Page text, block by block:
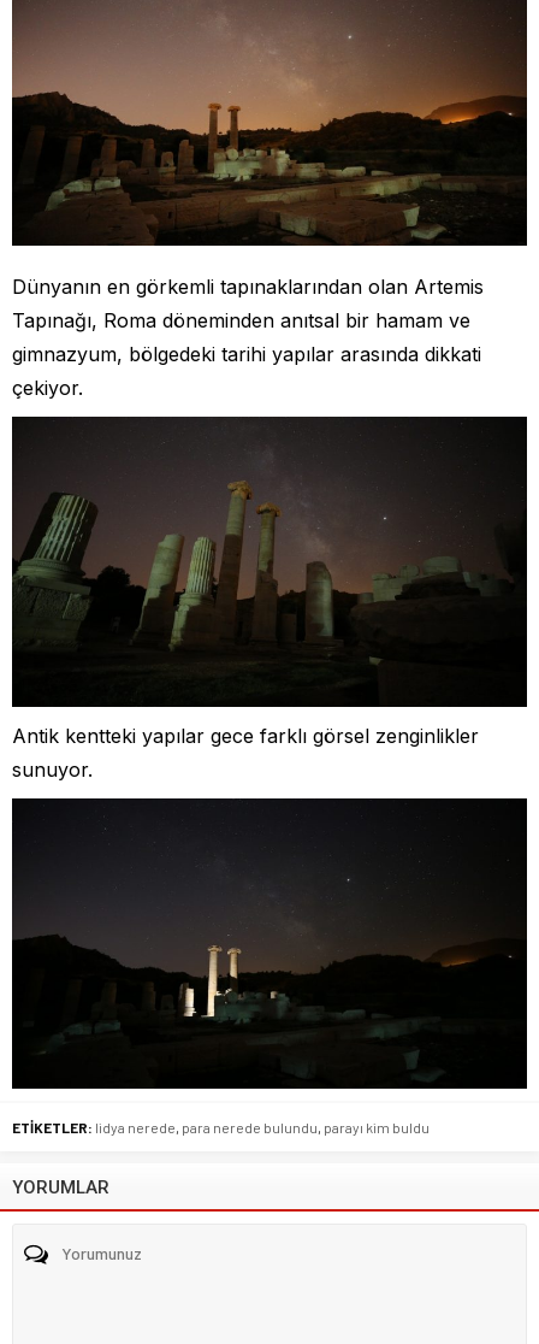
Dünyanın en görkemli tapınaklarından olan Artemis
Tapınağı, Roma döneminden anıtsal bir hamam ve
gimnazyum, bölgedeki tarihi yapılar arasında dikkati
çekiyor.
Antik kentteki yapılar gece farklı görsel zenginlikler
sunuyor.
ETİKETLER: lidya nerede para nerede bulundu parayı kim buldu
YORUMLAR